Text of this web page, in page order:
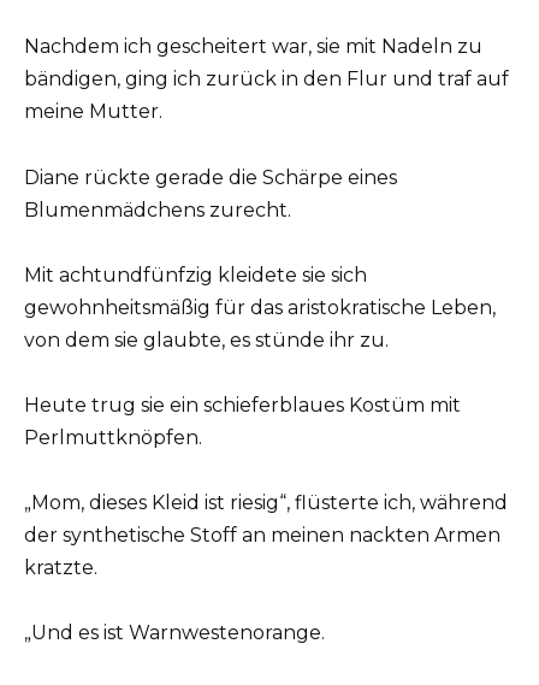
Nachdem ich gescheitert war, sie mit Nadeln zu
bändigen, ging ich zurück in den Flur und traf auf
meine Mutter.
Diane rückte gerade die Schärpe eines
Blumenmädchens zurecht.
Mit achtundfünfzig kleidete sie sich
gewohnheitsmäßig für das aristokratische Leben,
von dem sie glaubte, es stünde ihr zu.
Heute trug sie ein schieferblaues Kostüm mit
Perlmuttknöpfen.
„Mom, dieses Kleid ist riesig“, flüsterte ich, während
der synthetische Stoff an meinen nackten Armen
kratzte.
„Und es ist Warnwestenorange.